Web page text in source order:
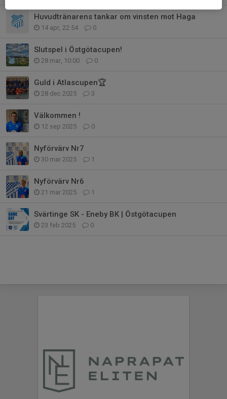
Huvudtränarens tankar om vinsten mot Haga
14 apr, 22:54 0
Slutspel i Östgötacupen!
28 mar, 10:00 0
Guld i Atlascupen🏆
28 dec 2025 3
Välkommen !
12 sep 2025 0
Nyförvärv Nr7
30 mar 2025 1
Nyförvärv Nr6
21 mar 2025 1
Svärtinge SK - Eneby BK | Östgötacupen
23 feb 2025 0